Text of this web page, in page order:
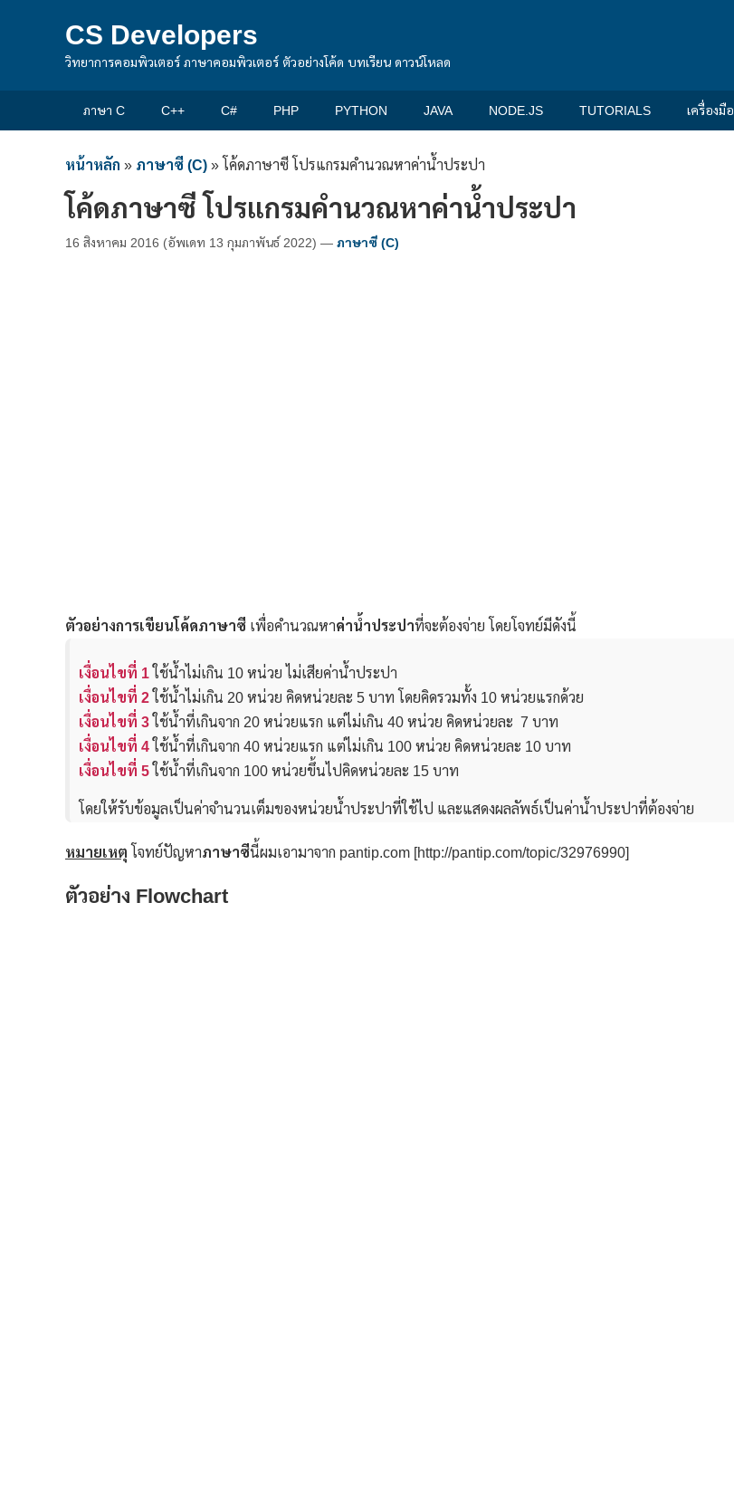
CS Developers
วิทยาการคอมพิวเตอร์ ภาษาคอมพิวเตอร์ ตัวอย่างโค้ด บทเรียน ดาวน์โหลด
ภาษา C C++ C# PHP PYTHON JAVA NODE.JS TUTORIALS เครื่องมือ
หน้าหลัก » ภาษาซี (C) » โค้ดภาษาซี โปรแกรมคำนวณหาค่าน้ำประปา
โค้ดภาษาซี โปรแกรมคำนวณหาค่าน้ำประปา
16 สิงหาคม 2016 (อัพเดท 13 กุมภาพันธ์ 2022) — ภาษาซี (C)
ตัวอย่างการเขียนโค้ดภาษาซี เพื่อคำนวณหาค่าน้ำประปาที่จะต้องจ่าย โดยโจทย์มีดังนี้
เงื่อนไขที่ 1 ใช้น้ำไม่เกิน 10 หน่วย ไม่เสียค่าน้ำประปา
เงื่อนไขที่ 2 ใช้น้ำไม่เกิน 20 หน่วย คิดหน่วยละ 5 บาท โดยคิดรวมทั้ง 10 หน่วยแรกด้วย
เงื่อนไขที่ 3 ใช้น้ำที่เกินจาก 20 หน่วยแรก แต่ไม่เกิน 40 หน่วย คิดหน่วยละ 7 บาท
เงื่อนไขที่ 4 ใช้น้ำที่เกินจาก 40 หน่วยแรก แต่ไม่เกิน 100 หน่วย คิดหน่วยละ 10 บาท
เงื่อนไขที่ 5 ใช้น้ำที่เกินจาก 100 หน่วยขึ้นไปคิดหน่วยละ 15 บาท
โดยให้รับข้อมูลเป็นค่าจำนวนเต็มของหน่วยน้ำประปาที่ใช้ไป และแสดงผลลัพธ์เป็นค่าน้ำประปาที่ต้องจ่าย
หมายเหตุ โจทย์ปัญหาภาษาซีนี้ผมเอามาจาก pantip.com [http://pantip.com/topic/32976990]
ตัวอย่าง Flowchart